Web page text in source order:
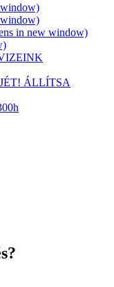
in new window)
ÁLLÍTSA